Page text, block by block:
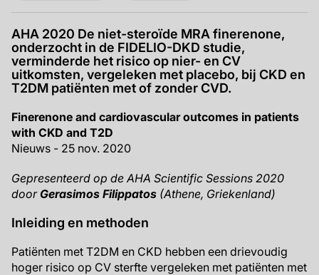
AHA 2020 De niet-steroïde MRA finerenone,
onderzocht in de FIDELIO-DKD studie,
verminderde het risico op nier- en CV
uitkomsten, vergeleken met placebo, bij CKD en
T2DM patiënten met of zonder CVD.
Finerenone and cardiovascular outcomes in patients
with CKD and T2D
Nieuws - 25 nov. 2020
Gepresenteerd op de AHA Scientific Sessions 2020
doorGerasimos Filippatos (Athene, Griekenland)
Inleiding en methoden
Patiënten met T2DM en CKD hebben een drievoudig
hoger risico op CV sterfte vergeleken met patiënten met